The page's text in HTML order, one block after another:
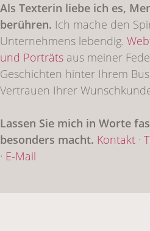
Als Texterin liebe ich es,
berühren. Ich mache den
Unternehmens lebendig.
und Porträts aus meiner
Geschichten hinter Ihrem
Vertrauen Ihrer
Lassen Sie mich in Worte
besonders macht. Kontakt ·
· E-Mail